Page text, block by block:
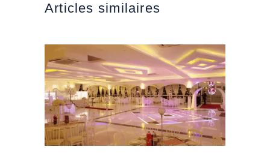
Articles similaires